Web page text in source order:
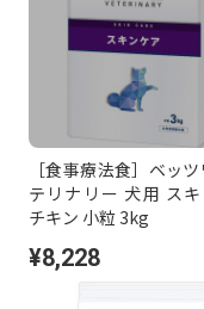
［食事療法食］ベッ
テリナリー 犬用 ス
チキン 小粒 3kg
¥8,228